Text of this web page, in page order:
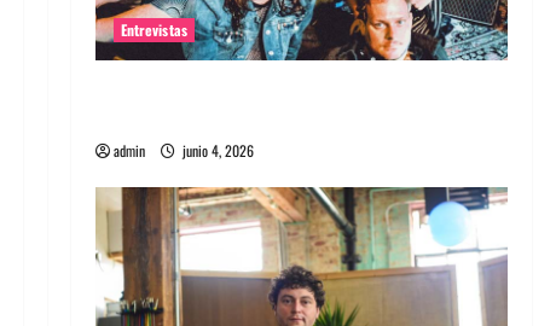
Entrevistas
admin junio 4, 2026